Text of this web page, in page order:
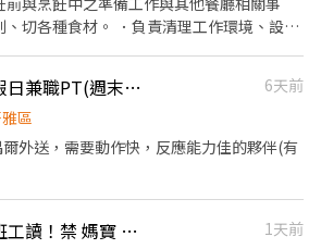
10日、25日 ✌️✌️✌️肯德基有很多很
切各種食材。 ．負責清理工作環境、設備
好心在健康餐盒｜假日兼職PT(週末午餐)
6天前
區
外送，需要動作快，反應能力佳的夥伴(有
早班工讀、長期早班工讀！禁 媽寶 公主 王子 戀愛腦
1天前